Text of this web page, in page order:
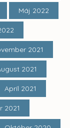
Máj 2022
2021
2021
Apríl 2021
2021